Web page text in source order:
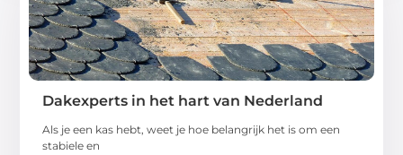
Dakexperts in het hart van Nederland
Als je een kas hebt, weet je hoe belangrijk het is om een
stabiele en